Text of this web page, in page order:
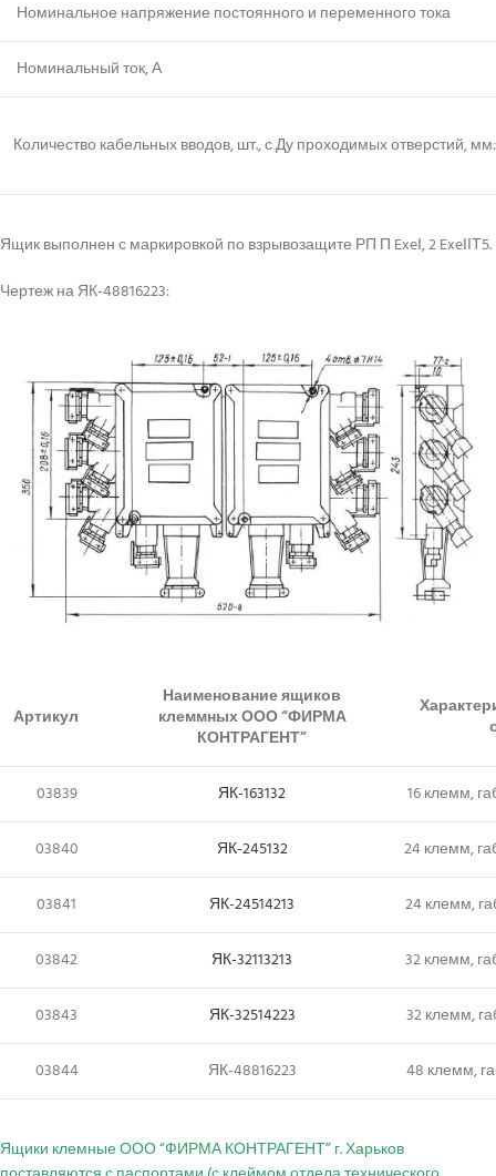
Номинальное напряжение постоянного и переменного тока
Номинальный ток, А
Количество кабельных вводов, шт., с Ду проходимых отверстий, мм:
Ящик выполнен с маркировкой по взрывозащите РП П ExeІ, 2 ExeІІТ5.
Чертеж на ЯК-48816223:
Артикул
Наименование ящиков
клеммных ООО “ФИРМА
КОНТРАГЕНТ”
03839 ЯК-163132 16 клемм,
03840 ЯК-245132 24 клемм,
03841 ЯК-24514213 24 клемм,
03842 ЯК-32113213 32 клемм,
03843 ЯК-32514223 32 клемм,
03844 ЯК-48816223 48 клемм,
Ящики клемные ООО “ФИРМА КОНТРАГЕНТ” г. Харьков